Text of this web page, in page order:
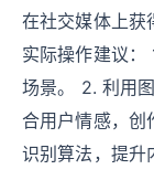
在社交媒体上获
实际操作建议：
场景。 2. 利用
合用户情感，创
识别算法，提升